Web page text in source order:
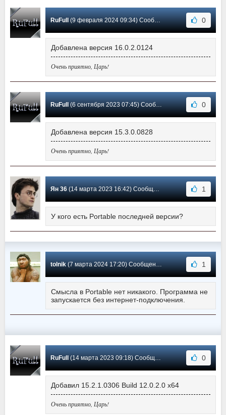
RuFull (9 февраля 2024 09:34) Сообщение #109 0
Добавлена версия 16.0.2.0124
Очень приятно, Царь!
RuFull (6 сентября 2023 07:45) Сообщение #108 0
Добавлена версия 15.3.0.0828
Очень приятно, Царь!
Ян 36(14 марта 2023 16:42) Сообщение #107 1
У кого есть Portable последней версии?
tolnik(7 марта 2024 17:20) Сообщение #106 1
Смысла в Portable нет никакого. Программа не
запускается без интернет-подключения.
RuFull (14 марта 2023 09:18) Сообщение #105 0
Добавил 15.2.1.0306 Build 12.0.2.0 x64
Очень приятно, Царь!